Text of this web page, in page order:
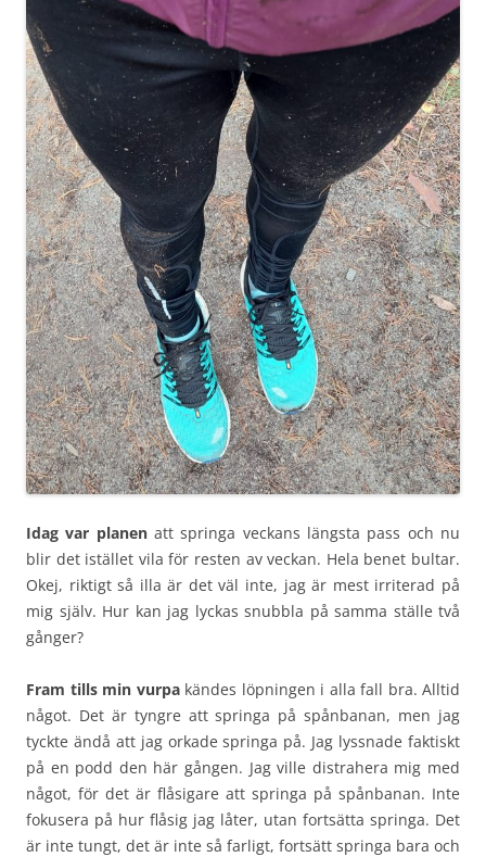
Idag var planenatt springa veckans längsta pass och nu
blir det istället vila för resten av veckan. Hela benet bultar.
Okej, riktigt så illa är det väl inte, jag är mest irriterad på
mig själv. Hur kan jag lyckas snubbla på samma ställe två
gånger?
Fram tills min vurpakändes löpningen i alla fall bra. Alltid
något. Det är tyngre att springa på spånbanan, men jag
tyckte ändå att jag orkade springa på. Jag lyssnade faktiskt
på en podd den här gången. Jag ville distrahera mig med
något, för det är flåsigare att springa på spånbanan. Inte
fokusera på hur flåsig jag låter, utan fortsätta springa. Det
är inte tungt, det är inte så farligt, fortsätt springa bara och